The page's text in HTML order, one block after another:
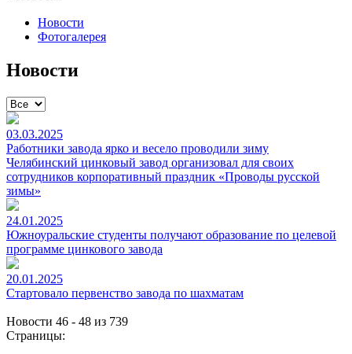
Новости
Фотогалерея
Новости
03.03.2025
Работники завода ярко и весело проводили зиму
Челябинский цинковый завод организовал для своих
сотрудников корпоративный праздник «Проводы русской
зимы»
24.01.2025
Южноуральские студенты получают образование по целевой
программе цинкового завода
20.01.2025
Стартовало первенство завода по шахматам
Новости 46 - 48 из 739
Страницы: